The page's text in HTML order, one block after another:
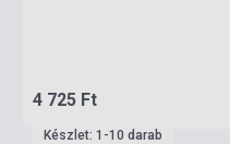
4 725 Ft
Készlet: 1-10 darab